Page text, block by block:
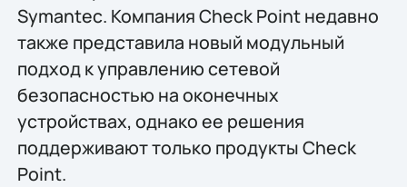
Symantec. Компания Check Point недавно
также представила новый модульный
подход к управлению сетевой
безопасностью на оконечных
устройствах, однако ее решения
поддерживают только продукты Check
Point.